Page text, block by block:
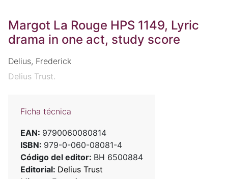
Margot La Rouge HPS 1149, Lyric
drama in one act, study score
Delius, Frederick
Delius Trust.
Ficha técnica
EAN: 9790060080814
ISBN: 979-0-060-08081-4
Código del editor: BH 6500884
Editorial: Delius Trust